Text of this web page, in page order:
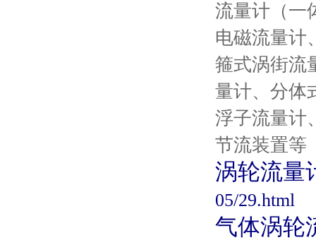
流量计（一
电磁流量计
箍式涡街流
量计、分体
浮子流量计
节流装置等
涡轮流量
05/29.html
气体涡